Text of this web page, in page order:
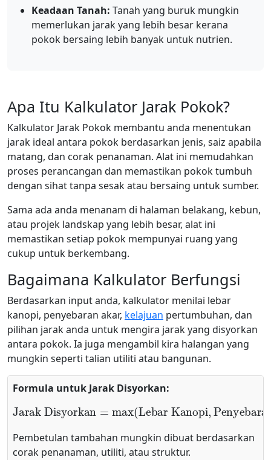
Keadaan Tanah: Tanah yang buruk mungkin
memerlukan jarak yang lebih besar kerana
pokok bersaing lebih banyak untuk nutrien.
Apa Itu Kalkulator Jarak Pokok?
Kalkulator Jarak Pokok membantu anda menentukan
jarak ideal antara pokok berdasarkan jenis, saiz apabila
matang, dan corak penanaman. Alat ini memudahkan
proses perancangan dan memastikan pokok tumbuh
dengan sihat tanpa sesak atau bersaing untuk sumber.
Sama ada anda menanam di halaman belakang, kebun,
atau projek landskap yang lebih besar, alat ini
memastikan setiap pokok mempunyai ruang yang
cukup untuk berkembang.
Bagaimana Kalkulator Berfungsi
Berdasarkan input anda, kalkulator menilai lebar
kanopi, penyebaran akar, kelajuan pertumbuhan, dan
pilihan jarak anda untuk mengira jarak yang disyorkan
antara pokok. Ia juga mengambil kira halangan yang
mungkin seperti talian utiliti atau bangunan.
Formula untuk Jarak Disyorkan:
Jarak Disyorkan =max(
Lebar Kanopi,Penyebaran Akar) ×
Pengganda Jarak×Pengganda Kelajuan Pertumbuhan
Pembetulan tambahan mungkin dibuat berdasarkan
corak penanaman, utiliti, atau struktur.